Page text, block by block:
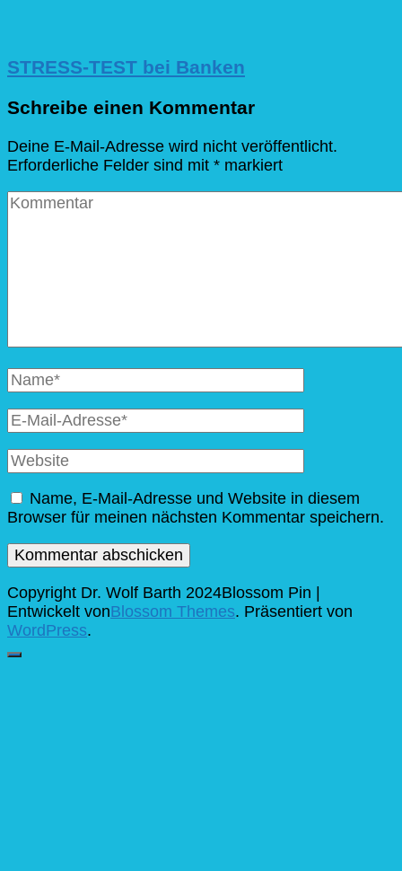
STRESS-TEST bei Banken
Schreibe einen Kommentar
Deine E-Mail-Adresse wird nicht veröffentlicht.
Erforderliche Felder sind mit * markiert
Kommentar
Vollständiger
Name
E-
Mail
Website
Name, E-Mail-Adresse und Website in diesem
Browser für meinen nächsten Kommentar speichern.
Copyright Dr. Wolf Barth 2024Blossom Pin |
Entwickelt vonBlossom Themes. Präsentiert von
WordPress.